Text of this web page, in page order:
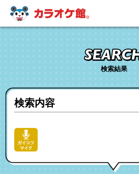
本文へ移動する
検索結果
検索内容